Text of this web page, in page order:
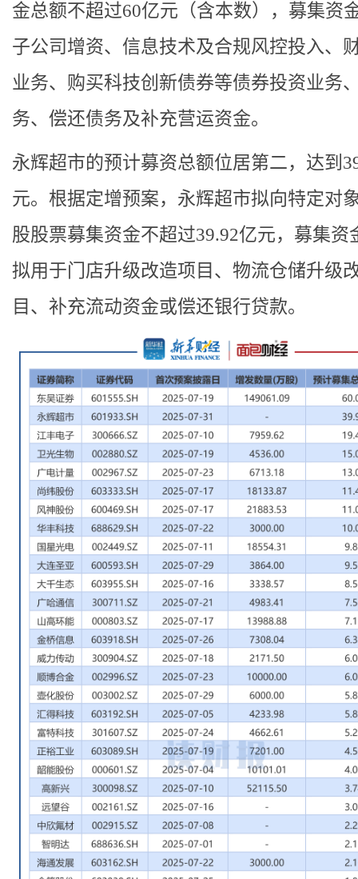
金总额不超过60亿元（含本数），募集资
子公司增资、信息技术及合规风控投入、
业务、购买科技创新债券等债券投资业务
务、偿还债务及补充营运资金。
永辉超市的预计募资总额位居第二，达到
元。根据定增预案，永辉超市拟向特定对
股股票募集资金不超过39.92亿元，募集资
拟用于门店升级改造项目、物流仓储升级
目、补充流动资金或偿还银行贷款。